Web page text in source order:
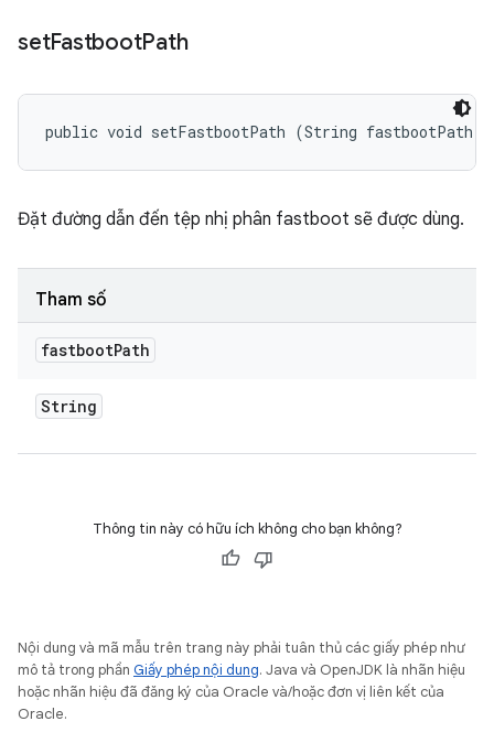
setFastbootPath
public void setFastbootPath (String fastbootPath)
Đặt đường dẫn đến tệp nhị phân fastboot sẽ được dùng.
Tham số
fastbootPath
String
Thông tin này có hữu ích không cho bạn không?
Nội dung và mã mẫu trên trang này phải tuân thủ các giấy phép như
mô tả trong phần Giấy phép nội dung. Java và OpenJDK là nhãn hiệu
hoặc nhãn hiệu đã đăng ký của Oracle và/hoặc đơn vị liên kết của
Oracle.